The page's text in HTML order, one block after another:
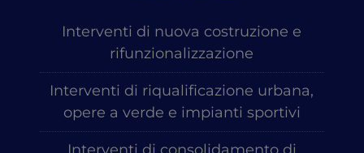
Interventi di nuova costruzione e
rifunzionalizzazione
Interventi di riqualificazione urbana,
opere a verde e impianti sportivi